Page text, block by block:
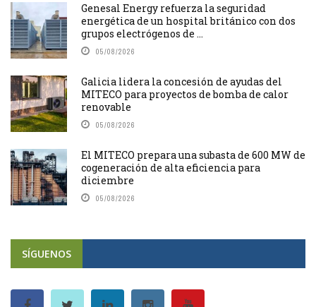
Genesal Energy refuerza la seguridad
energética de un hospital británico con dos
grupos electrógenos de ...
05/08/2026
Galicia lidera la concesión de ayudas del
MITECO para proyectos de bomba de calor
renovable
05/08/2026
El MITECO prepara una subasta de 600 MW de
cogeneración de alta eficiencia para
diciembre
05/08/2026
SÍGUENOS